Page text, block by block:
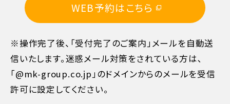
WEB予約はこちら
※操作完了後、「受付完了のご案内」メールを自動送
信いたします。迷惑メール対策をされている方は､
「@mk-group.co.jp」のドメインからのメールを受信
許可に設定してください。